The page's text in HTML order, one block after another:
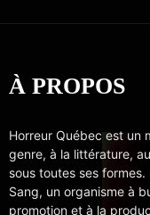
À PROPOS
Horreur Québec est un
genre, à la littérature,
sous toutes ses
Sang, un organisme à
promotion et à la